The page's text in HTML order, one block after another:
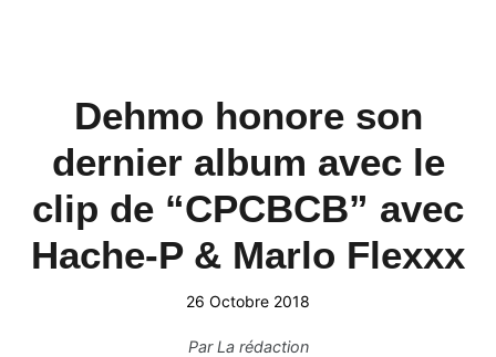
Dehmo honore son
dernier album avec le
clip de “CPCBCB” avec
Hache-P & Marlo Flexxx
26 Octobre 2018
ParLa rédaction